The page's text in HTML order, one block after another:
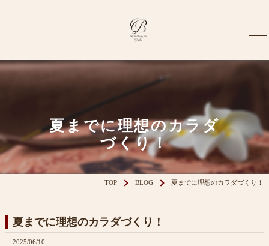
夏までに理想のカラダ
づくり！
TOP BLOG 夏までに理想のカラダづくり！
夏までに理想のカラダづくり！
2025/06/10